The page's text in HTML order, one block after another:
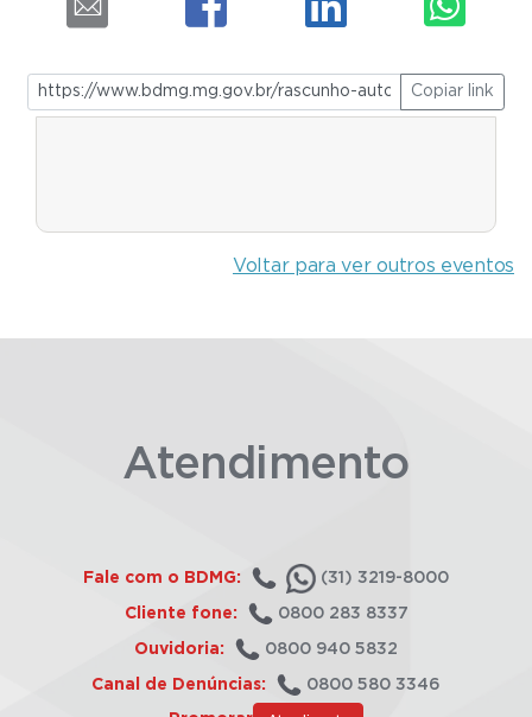
Copiar link
Voltar para ver outros eventos
Atendimento
Fale com o BDMG: (31) 3219-8000
Cliente fone: 0800 283 8337
Ouvidoria: 0800 940 5832
Canal de Denúncias: 0800 580 3346